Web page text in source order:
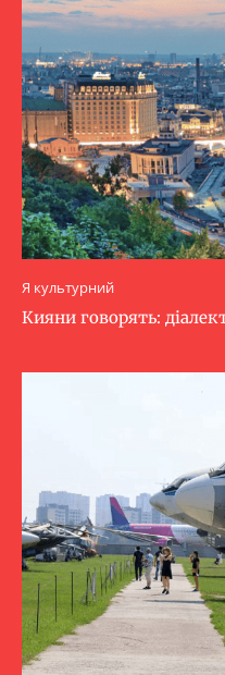
Я культурний
Кияни говорять: